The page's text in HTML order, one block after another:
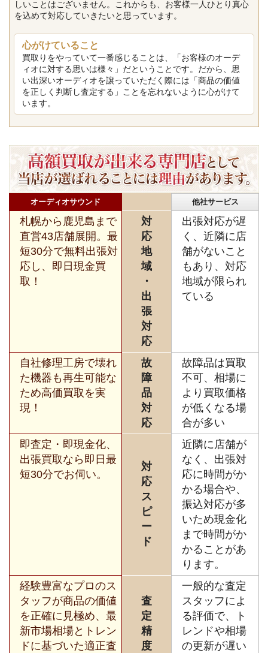
しいことはございません。これからも、お客様一人ひとり真心
を込めて対応していきたいと思っています。
心がけていること
買取りをやっていて一番感じることは、「お客様のオーデ
ィオに対する思いは様々」だということです。だから、思
い出深いオーディオを譲っていただく際には「商品の価値
を正しく判断し査定する」ことを忘れないように心がけて
います。
オーディオサウンド 他社サービス
札幌から鹿児島まで
直営43店舗展開。最
短30分で無料出張対
応し、即日現金買
取！
対
応
地
域
・
出
張
対
応
出張対応が遅
く、近隣に店
舗がないこと
もあり、対応
地域が限られ
ている
自社修理工房で壊れ
た機器も再生可能な
ため高価買取を実
現！
故
障
品
対
応
故障品は買取
不可、相場に
より買取価格
が低くなる場
合が多い
即査定・即現金化、
出張買取なら即日最
短30分でお伺い。
対
応
ス
ピ
ー
ド
近隣に店舗が
なく、出張対
応に時間がか
かる場合や、
振込対応が多
いため現金化
まで時間がか
かることがあ
ります。
経験豊富なプロのス
タッフが商品の価値
を正確に見極め、最
新市場相場とトレン
ドに基づいた適正査
査
定
精
度
一般的な査定
スタッフによ
る評価で、ト
レンドや相場
の更新が遅い